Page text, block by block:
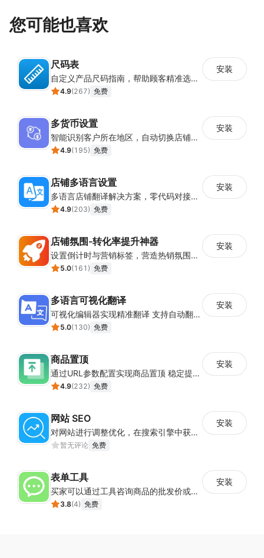
您可能也喜欢
尺码表
自定义产品尺码指南，帮助顾客精准选择所需尺码
4.9(267) 免费
安装
多货币设置
智能识别客户所在地区，自动切换店铺货币展示
4.9(195) 免费
安装
店铺多语言设置
多语言店铺翻译解决方案，零代码对接全球消费者
4.9(203) 免费
安装
店铺氛围-转化率提升神器
设置倒计时与营销标签，营造热销氛围强化购买意愿，提升下单转化率
5.0(161 ) 免费
安装
多语言可视化翻译
可视化编辑器实现精准翻译 支持自动翻译与人工校对
5.0(130) 免费
安装
商品置顶
通过URL参数配置实现商品置顶 稳定提升目标商品曝光
4.9(232) 免费
安装
网站 SEO
对网站进行调整优化，在搜索引擎中获得更多的展现量
暂无评论 免费
安装
表单工具
买家可以通过工具咨询商品的批发价或合作事宜
3.8(4) 免费
安装